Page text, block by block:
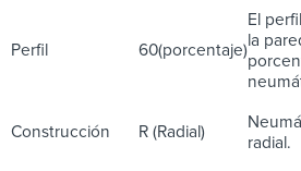
Perfil 60(porcentaje)
El
la
Construcción R (Radial)
radial.